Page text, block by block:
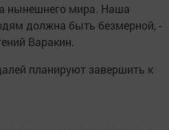
нынешнего мира. Наша
должна быть безмерной, -
Варакин.
планируют завершить к